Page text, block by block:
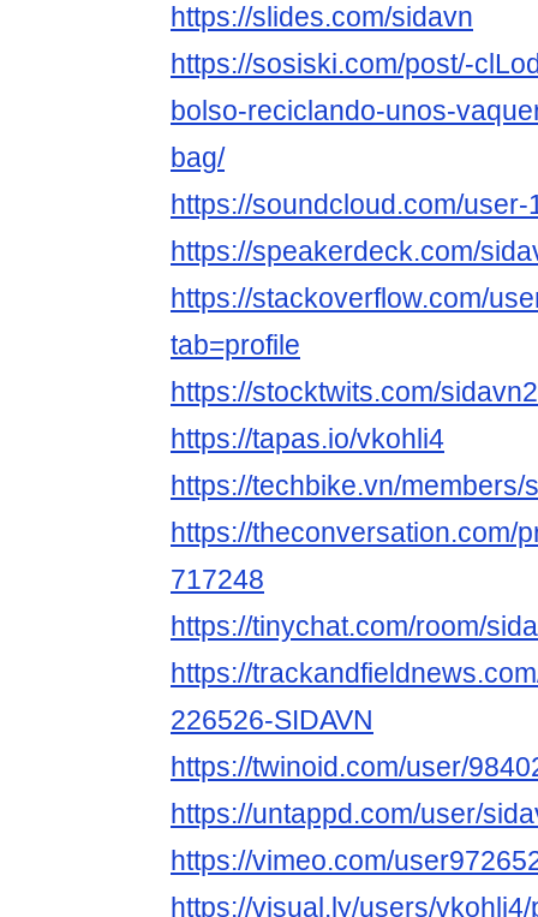
https://slides.com/sidavn
https://sosiski.com/post/-
bolso-reciclando-unos-
bag/
https://soundcloud.com/
https://speakerdeck.com/
https://stackoverflow.com/
tab=profile
https://stocktwits.com/sidavn2
https://tapas.io/vkohli4
https://techbike.vn/members/
https://theconversation.com/
717248
https://tinychat.com/room/sida
https://
226526-SIDAVN
https://twinoid.com/user/
https://untappd.com/user/
https://vimeo.com/
https://visual.ly/users/